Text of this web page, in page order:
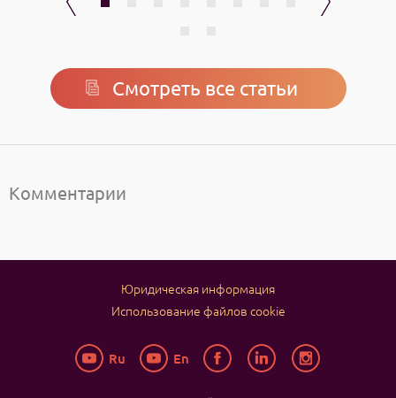
Смотреть все статьи
Комментарии
Юридическая информация
Использование файлов cookie
Ru En